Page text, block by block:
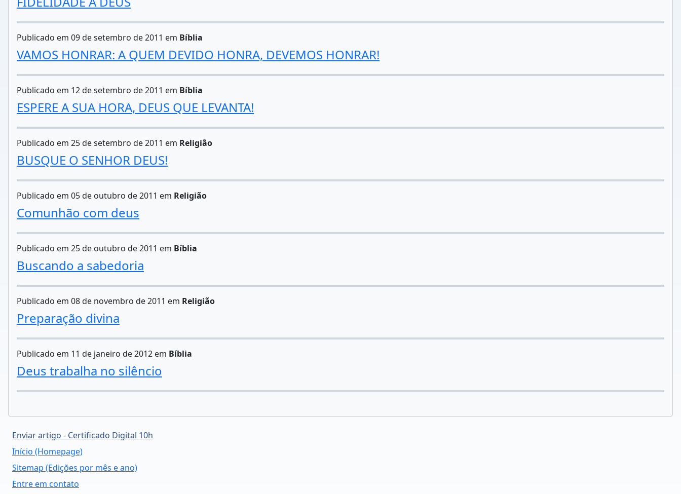
Publicado em 09 de setembro de 2011 em Bíblia
VAMOS HONRAR: A QUEM DEVIDO HONRA, DEVEMOS HONRAR!
Publicado em 12 de setembro de 2011 em Bíblia
ESPERE A SUA HORA, DEUS QUE LEVANTA!
Publicado em 25 de setembro de 2011 em Religião
BUSQUE O SENHOR DEUS!
Publicado em 05 de outubro de 2011 em Religião
Comunhão com deus
Publicado em 25 de outubro de 2011 em Bíblia
Buscando a sabedoria
Publicado em 08 de novembro de 2011 em Religião
Preparação divina
Publicado em 11 de janeiro de 2012 em Bíblia
Deus trabalha no silêncio
Enviar artigo - Certificado Digital 10h
Início (Homepage)
Sitemap (Edições por mês e ano)
Entre em contato